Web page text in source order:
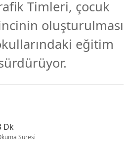
Timleri, çocuk
oluşturulması
eğitim
Dk
Süresi